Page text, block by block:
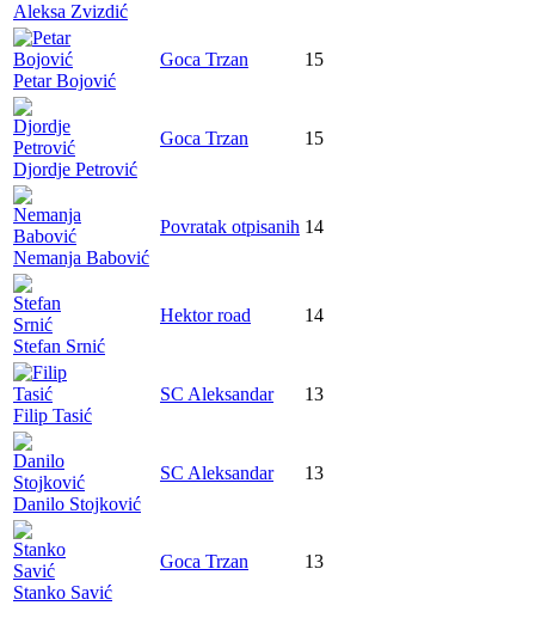
Aleksa Zvizdić
Petar Bojović
Goca Trzan 15
Djordje Petrović
Goca Trzan 15
Nemanja Babović
Povratak otpisanih 14
Stefan Srnić
Hektor road 14
Filip Tasić
SC Aleksandar 13
Danilo Stojković
SC Aleksandar 13
Stanko Savić
Goca Trzan 13